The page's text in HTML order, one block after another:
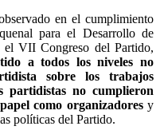
en el cumplimiento
para el Desarrollo de
el VII Congreso del Partido,
a todos los niveles no
sobre los trabajos
partidistas no cumplieron
como organizadoresy
políticas del Partido.